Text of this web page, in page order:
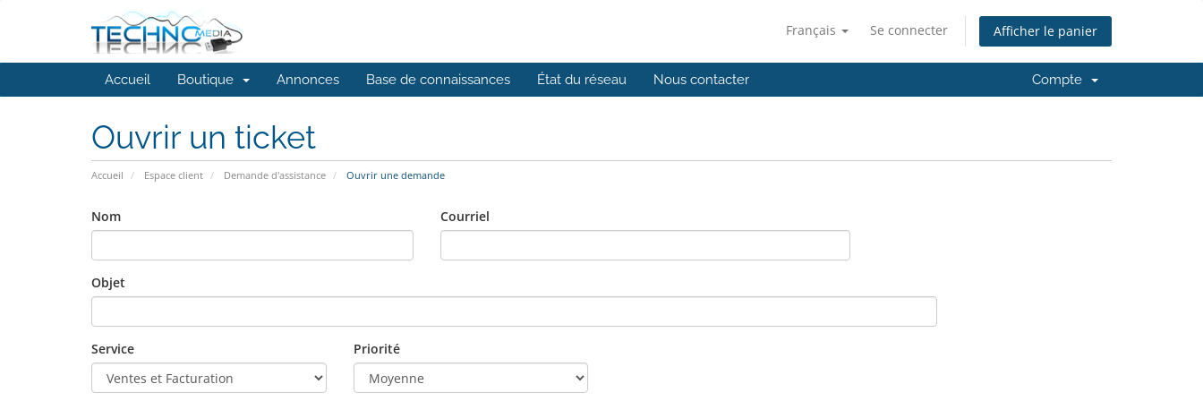
Français Se connecter Afficher le panier
Accueil Boutique Annonces Base de connaissances État du réseau Nous contacter Compte
Ouvrir un ticket
Accueil Espace client Demande d'assistance Ouvrir une demande
Nom Courriel
Objet
Service Priorité